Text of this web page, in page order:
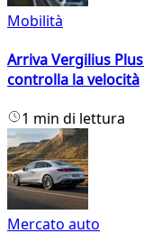
Mobilità
Arriva Vergilius
controlla la velocità
1 min di lettura
Mercato auto